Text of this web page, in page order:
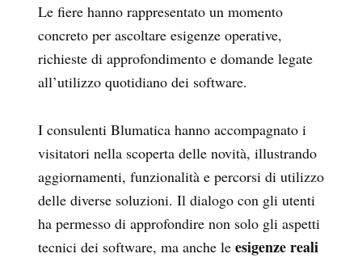
Le fiere hanno rappresentato un momento
concreto per ascoltare esigenze operative,
richieste di approfondimento e domande legate
all’utilizzo quotidiano dei software.
I consulenti Blumatica hanno accompagnato i
visitatori nella scoperta delle novità, illustrando
aggiornamenti, funzionalità e percorsi di utilizzo
delle diverse soluzioni. Il dialogo con gli utenti
ha permesso di approfondire non solo gli aspetti
tecnici dei software, ma anche le esigenze reali